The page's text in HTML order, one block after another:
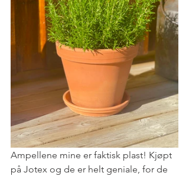
Ampellene mine er faktisk plast! Kjøpt
på Jotex og de er helt geniale, for de